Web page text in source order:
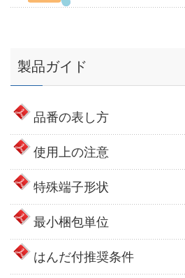
製品ガイド
品番の表し方
使用上の注意
特殊端子形状
最小梱包単位
はんだ付推奨条件